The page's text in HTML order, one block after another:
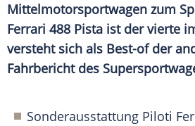
Mittelmotorsportwagen zum
Ferrari 488 Pista ist der vierte
versteht sich als Best-of der
Fahrberichtdes
Sonderausstattung Piloti